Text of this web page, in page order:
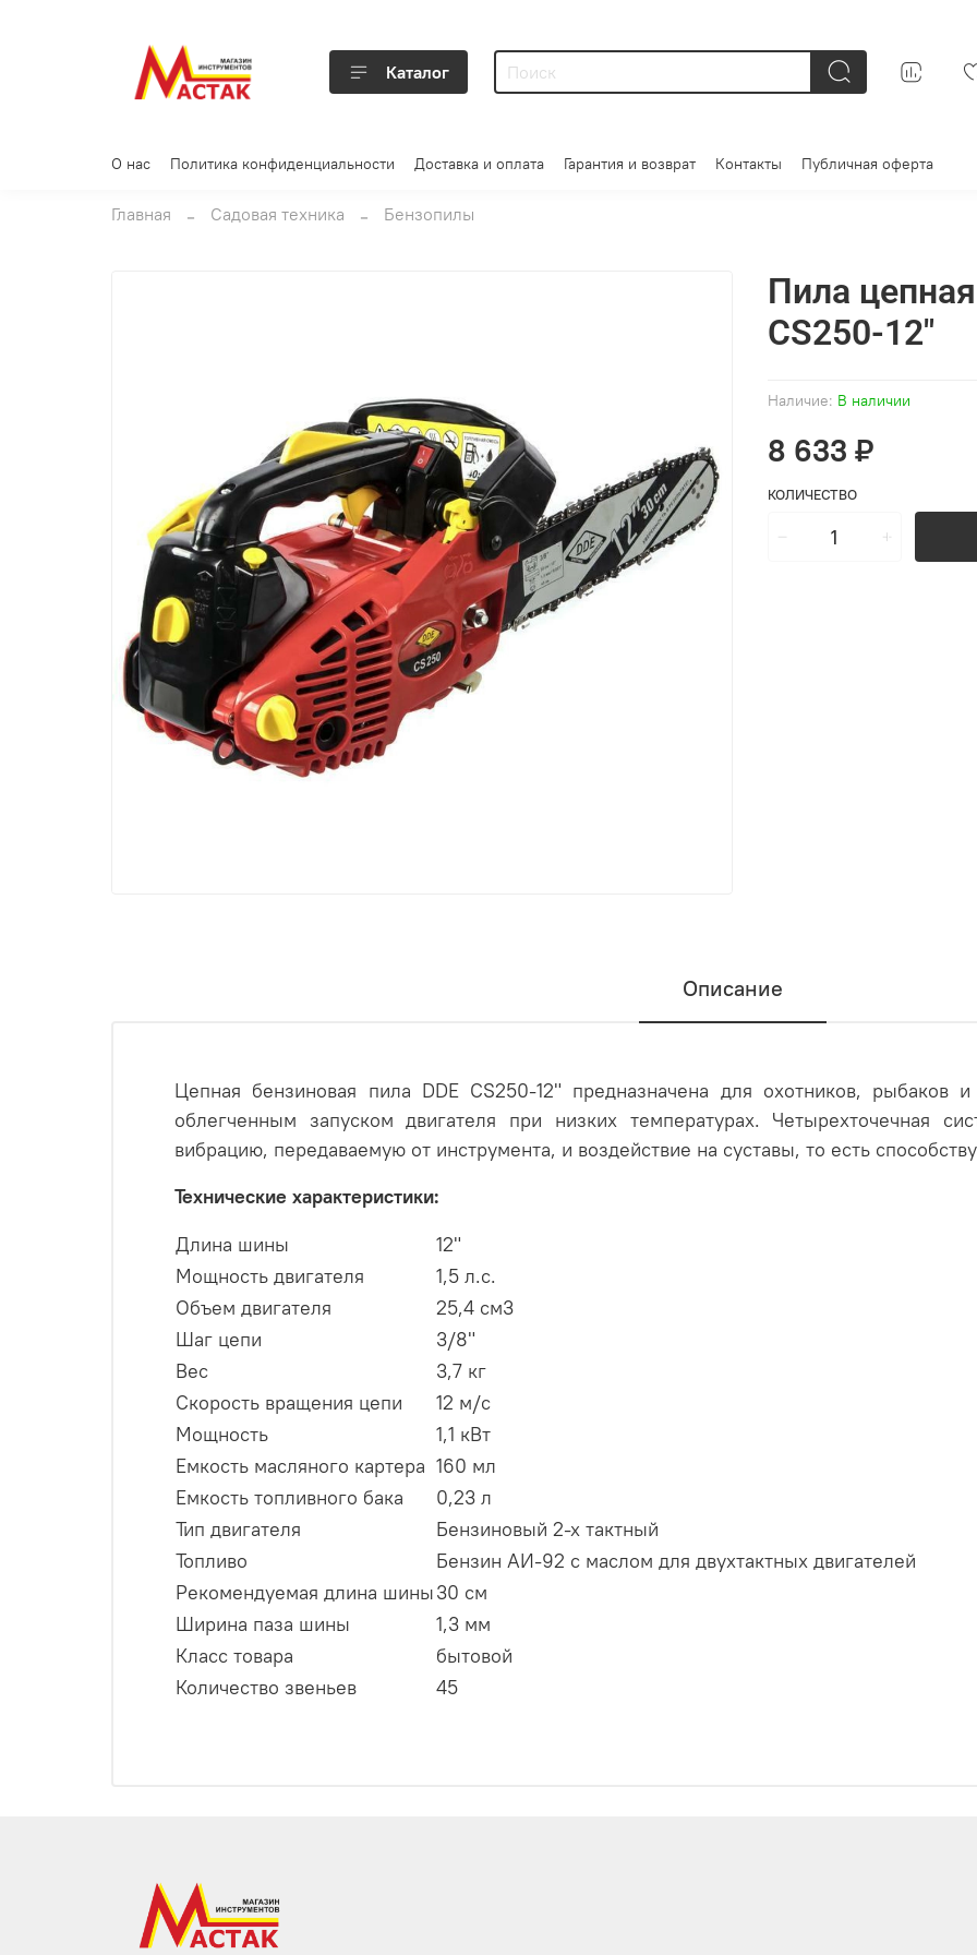
Каталог
О нас Политика конфиденциальности Доставка и оплата Гарантия и возврат Контакты Публичная оферта
Главная Садовая техника Бензопилы
Наличие: В наличии
Пила
CS250-12"
8 633 ₽
КОЛИЧЕСТВО
Описание
Цепная бензиновая пила DDE CS250-12" предназначена для охотников, рыбаков
облегченным запуском двигателя при низких температурах. Четырехточечная
вибрацию, передаваемую от инструмента, и воздействие на суставы, то есть
Технические характеристики:
Длина шины
12"
Мощность двигателя
1,5 л.с.
Объем двигателя
25,4 см3
Шаг цепи
3/8"
Вес
3,7 кг
Скорость вращения цепи
12 м/с
Мощность
1,1 кВт
Емкость масляного картера 160 мл
Емкость топливного бака
0,23 л
Тип двигателя
Бензиновый 2-х тактный
Топливо
Бензин АИ-92 c маслом для двухтактных двигателей
Рекомендуемая длина шины30 см
Ширина паза шины
1,3 мм
Класс товара
бытовой
Количество звеньев
45